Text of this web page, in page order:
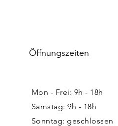
Öffnungszeiten
Mon - Frei: 9h - 18h ​​
Samstag: 9h - 18h
Sonntag: geschlossen